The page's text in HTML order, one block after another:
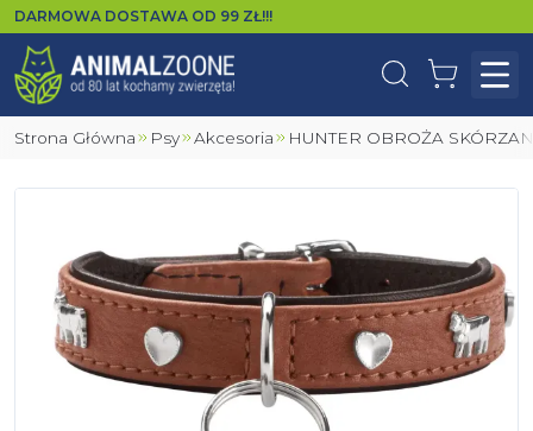
DARMOWA DOSTAWA OD 99 ZŁ!!!
WyszukajKoszyk
Strona Główna Psy Akcesoria HUNTER OBROŻA